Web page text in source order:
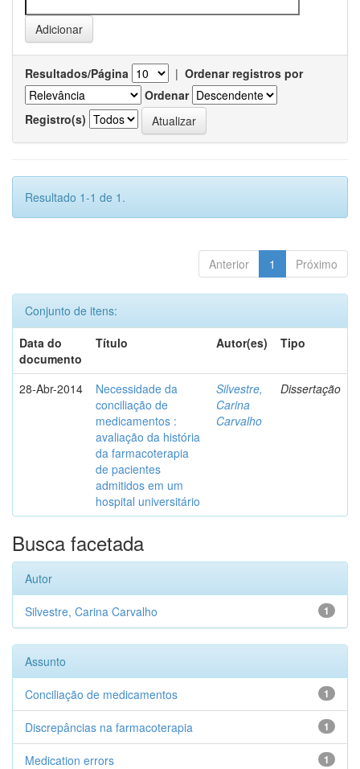
Resultados/Página | Ordenar registros por
Ordenar
Registro(s)
Resultado 1-1 de 1.
Anterior 1 Próximo
Conjunto de itens:
Data do
documento
Título Autor(es) Tipo
28-Abr-2014
Necessidade da
conciliação de
medicamentos :
avaliação da história
da farmacoterapia
de pacientes
admitidos em um
hospital universitário
Silvestre,
Carina
Carvalho
Dissertação
Busca facetada
Autor
1
Silvestre, Carina Carvalho
Assunto
1
Conciliação de medicamentos
1
Discrepâncias na farmacoterapia
1
Medication errors